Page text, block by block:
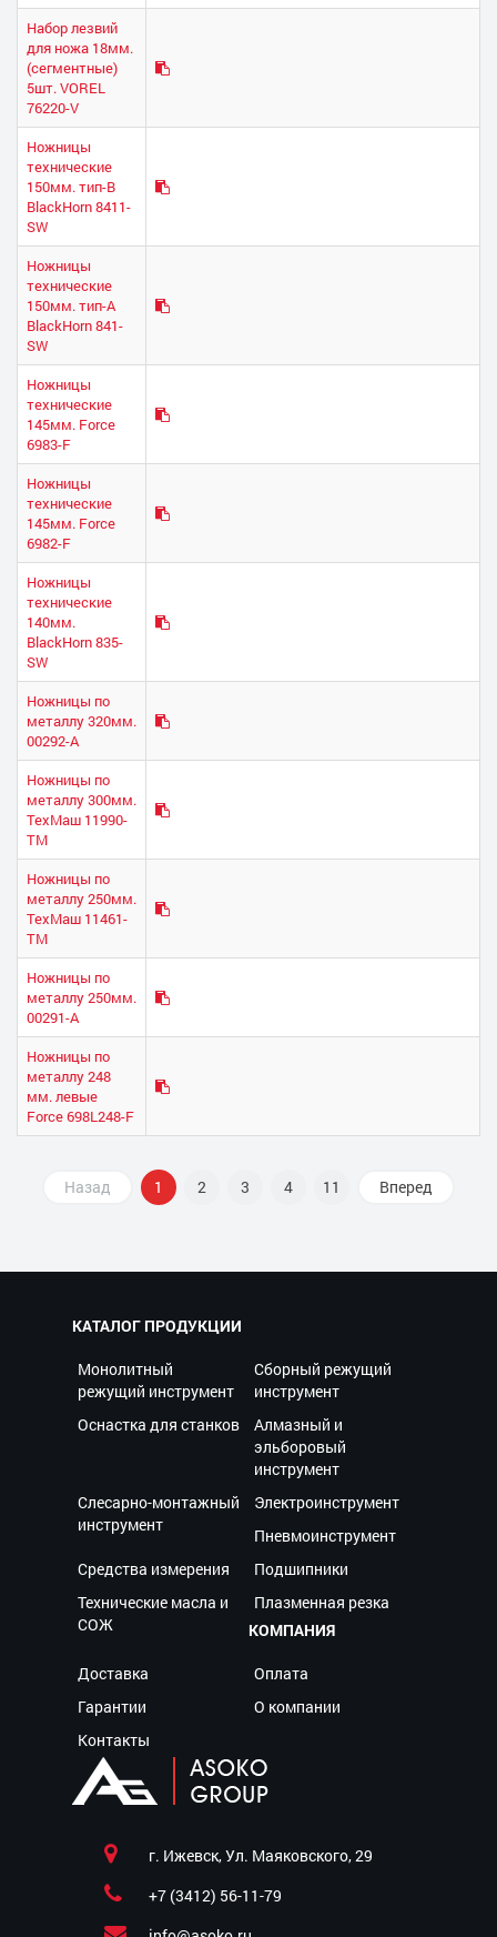
Набор лезвий
для ножа 18мм.
(сегментные)
5шт. VOREL
76220-V
Ножницы
технические
150мм. тип-В
BlackHorn 8411-
SW
Ножницы
технические
150мм. тип-А
BlackHorn 841-
SW
Ножницы
технические
145мм. Force
6983-F
Ножницы
технические
145мм. Force
6982-F
Ножницы
технические
140мм.
BlackHorn 835-
SW
Ножницы по
металлу 320мм.
00292-А
Ножницы по
металлу 300мм.
ТехМаш 11990-
ТМ
Ножницы по
металлу 250мм.
ТехМаш 11461-
ТМ
Ножницы по
металлу 250мм.
00291-А
Ножницы по
металлу 248
мм. левые
Force 698L248-F
Назад 1 2 3 4 11 Вперед
КАТАЛОГ ПРОДУКЦИИ
Монолитный
режущий инструмент
Сборный режущий
инструмент
Оснастка для станков
Алмазный и
эльборовый
инструмент
Слесарно-монтажный
инструмент
Электроинструмент
Пневмоинструмент
Средства измерения
Подшипники
Технические масла и
СОЖ
Плазменная резка
КОМПАНИЯ
Доставка
Оплата
Гарантии
О компании
Контакты
г. Ижевск, Ул. Маяковского, 29
+7 (3412) 56-11-79